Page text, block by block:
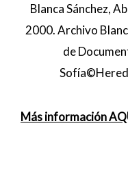
Blanca Sánchez,
2000. Archivo
de
Más información